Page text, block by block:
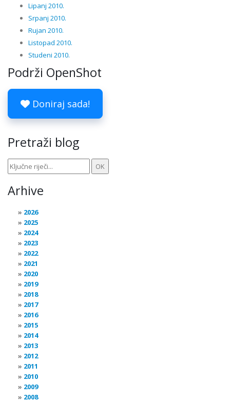
Lipanj 2010.
Srpanj 2010.
Rujan 2010.
Listopad 2010.
Studeni 2010.
Podrži OpenShot
Doniraj sada!
Pretraži blog
Arhive
2026
2025
2024
2023
2022
2021
2020
2019
2018
2017
2016
2015
2014
2013
2012
2011
2010
2009
2008